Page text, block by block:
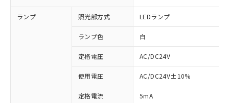
ランプ 照光部方式 LEDランプ
ランプ色 白
定格電圧 AC/DC24V
使用電圧 AC/DC24V±10%
定格電流 5mA
対応済み：EU RoHS指令（10物質）の
非含有に対応した製品が提供可能な商品で